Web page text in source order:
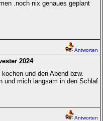
.noch nix genaues geplant
Antworten
2024
und den Abend bzw.
und mich langsam in den Schlaf
Antworten